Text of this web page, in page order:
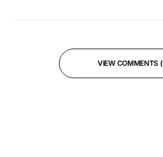
VIEW COMMENTS